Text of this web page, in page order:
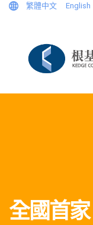
繁體中文 English
全國首